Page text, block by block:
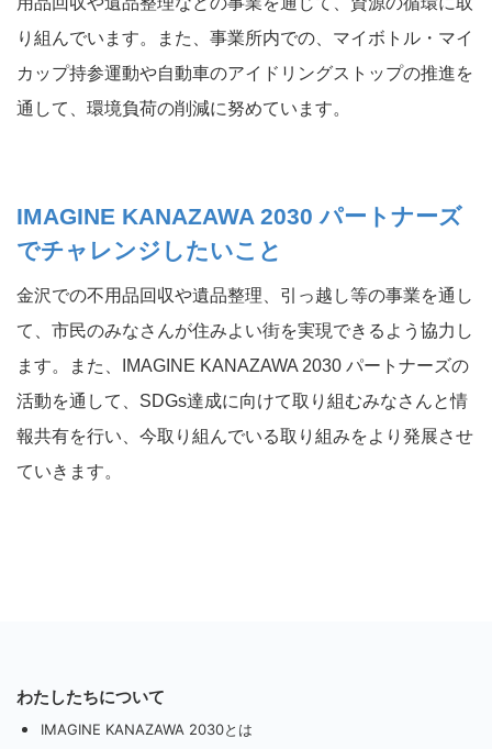
り組んでいます。また、事業所内での、マイボトル・マイ
カップ持参運動や自動車のアイドリングストップの推進を
通して、環境負荷の削減に努めています。
IMAGINE KANAZAWA 2030 パートナーズ
でチャレンジしたいこと
金沢での不用品回収や遺品整理、引っ越し等の事業を通し
て、市民のみなさんが住みよい街を実現できるよう協力し
ます。また、IMAGINE KANAZAWA 2030 パートナーズの
活動を通して、SDGs達成に向けて取り組むみなさんと情
報共有を行い、今取り組んでいる取り組みをより発展させ
ていきます。
わたしたちについて
IMAGINE KANAZAWA 2030とは